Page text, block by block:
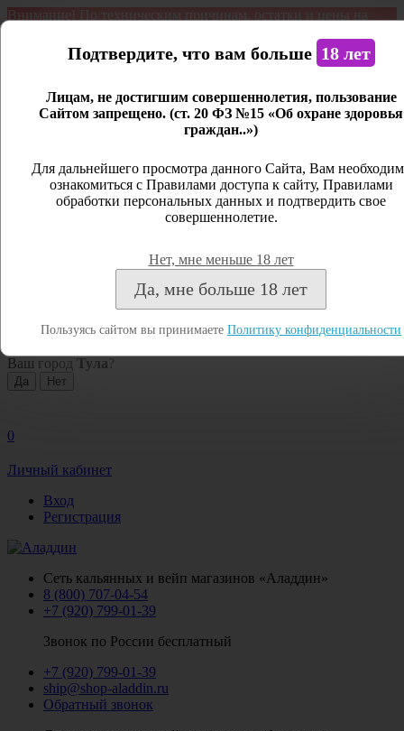
Внимание! По техническим причинам, остатки и цены на
является демонстрационным. Дистанционная продажа не
Открыть сайдбар
Личный кабинет
Закрыть
Посмотреть все результаты
Ваш город Тула ?
0
Личный кабинет
Вход
Регистрация
Сеть кальянных и вейп магазинов «Аладдин»
8 (800) 707-04-54
+7 (920) 799-01-39
Звонок по России бесплатный
+7 (920) 799-01-39
ship@shop-aladdin.ru
Обратный звонок
Подтвердите, что вам больше 18 лет
Лицам, не достигшим совершеннолетия, пользование
Сайтом запрещено. (ст. 20 ФЗ №15 «Об охране здоровья
граждан..»)
Для дальнейшего просмотра данного Сайта, Вам
ознакомиться с Правилами доступа к сайту, Правилами
обработки персональных данных и подтвердить свое
совершеннолетие.
Нет, мне меньше 18 лет
Да, мне больше 18 лет
Пользуясь сайтом вы принимаете Политику конфиденциальности